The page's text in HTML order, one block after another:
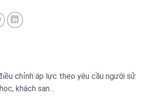
chỉnh áp lực theo yêu cầu người sử
khách san…